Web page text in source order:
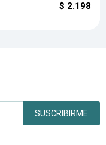
$ 2.198
SUSCRIBIRME